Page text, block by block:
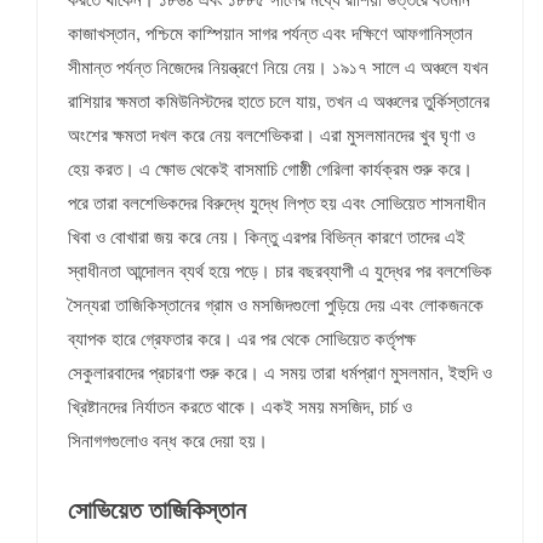
কাজাখস্তান, পশ্চিমে কাস্পিয়ান সাগর পর্যন্ত এবং দক্ষিণে আফগানিস্তান
সীমান্ত পর্যন্ত নিজেদের নিয়ন্ত্রণে নিয়ে নেয়। ১৯১৭ সালে এ অঞ্চলে যখন
রাশিয়ার ক্ষমতা কমিউনিস্টদের হাতে চলে যায়, তখন এ অঞ্চলের তুর্কিস্তানের
অংশের ক্ষমতা দখল করে নেয় বলশেভিকরা। এরা মুসলমানদের খুব ঘৃণা ও
হেয় করত। এ ক্ষোভ থেকেই বাসমাচি গোষ্ঠী গেরিলা কার্যক্রম শুরু করে।
পরে তারা বলশেভিকদের বিরুদ্ধে যুদ্ধে লিপ্ত হয় এবং সোভিয়েত শাসনাধীন
খিবা ও বোখারা জয় করে নেয়। কিন্তু এরপর বিভিন্ন কারণে তাদের এই
স্বাধীনতা আন্দোলন ব্যর্থ হয়ে পড়ে। চার বছরব্যাপী এ যুদ্ধের পর বলশেভিক
সৈন্যরা তাজিকিস্তানের গ্রাম ও মসজিদগুলো পুড়িয়ে দেয় এবং লোকজনকে
ব্যাপক হারে গ্রেফতার করে। এর পর থেকে সোভিয়েত কর্তৃপক্ষ
সেকুলারবাদের প্রচারণা শুরু করে। এ সময় তারা ধর্মপ্রাণ মুসলমান, ইহুদি ও
খ্রিষ্টানদের নির্যাতন করতে থাকে। একই সময় মসজিদ, চার্চ ও
সিনাগগগুলোও বন্ধ করে দেয়া হয়।
সোভিয়েত তাজিকিস্তান